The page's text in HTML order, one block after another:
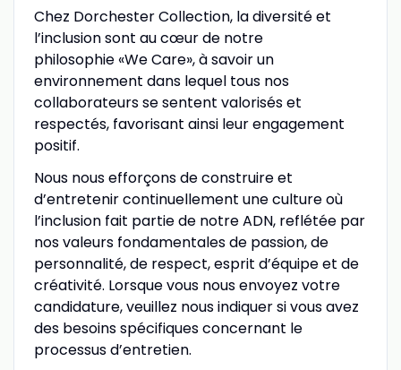
Chez Dorchester Collection, la diversité et
l’inclusion sont au cœur de notre
philosophie «We Care», à savoir un
environnement dans lequel tous nos
collaborateurs se sentent valorisés et
respectés, favorisant ainsi leur engagement
positif.
Nous nous efforçons de construire et
d’entretenir continuellement une culture où
l’inclusion fait partie de notre ADN, reflétée par
nos valeurs fondamentales de passion, de
personnalité, de respect, esprit d’équipe et de
créativité. Lorsque vous nous envoyez votre
candidature, veuillez nous indiquer si vous avez
des besoins spécifiques concernant le
processus d’entretien.